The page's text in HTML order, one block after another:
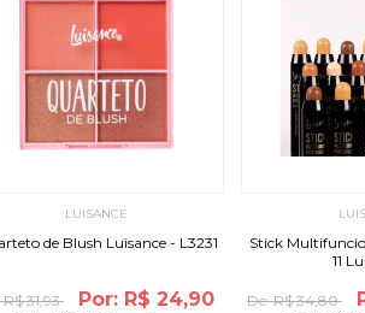
LUISANCE
de Blush Luisance - L3231
R$ 31,93 Por: R$ 24,90
Stick
11
De:R$ 34,80